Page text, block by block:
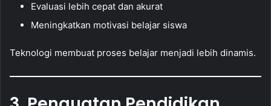
Evaluasi lebih cepat dan akurat
Meningkatkan motivasi belajar siswa
Teknologi membuat proses belajar menjadi lebih dinamis.